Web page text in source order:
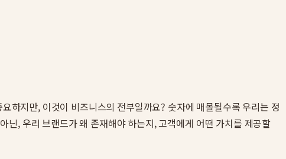
하지만, 이것이 비즈니스의 전부일까요? 숫자에 매몰될수록 우리는 정
, 우리 브랜드가 왜 존재해야 하는지, 고객에게 어떤 가치를 제공할